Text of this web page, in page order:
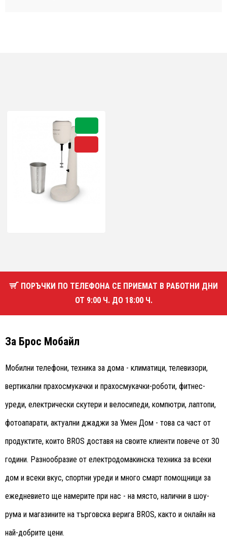
ПОРЪЧКИ ПО ТЕЛЕФОНА СЕ ПРИЕМАТ В РАБОТНИ ДНИ
ОТ 9:00 Ч. ДО 18:00 Ч.
За Брос Мобайл
Мобилни телефони, техника за дома - климатици, телевизори,
вертикални прахосмукачки и прахосмукачки-роботи, фитнес-
уреди, електрически скутери и велосипеди, компютри, лаптопи,
фотоапарати, актуални джаджи за Умен Дом - това са част от
продуктите, които BROS доставя на своите клиенти повече от 30
години. Разнообразие от електродомакинска техника за всеки
дом и всеки вкус, спортни уреди и много смарт помощници за
ежедневието ще намерите при нас - на място, налични в шоу-
рума и магазините на търговска верига BROS, както и онлайн на
най-добрите цени.